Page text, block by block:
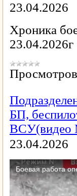
23.04.2026
Хроника
23.04.2026г
БП,
ВСУ(видео
23.04.2026